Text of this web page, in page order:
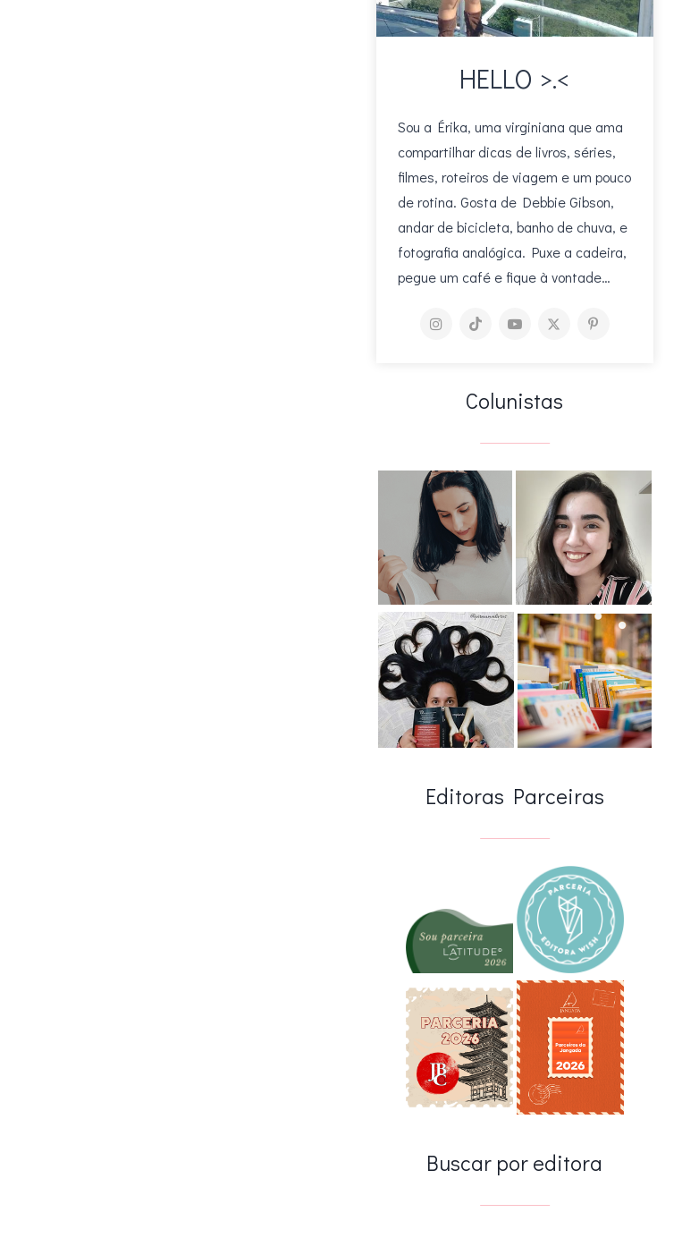
HELLO >.<
Sou a Érika, uma virginiana que ama
compartilhar dicas de livros, séries,
filmes, roteiros de viagem e um pouco
de rotina. Gosta de Debbie Gibson,
andar de bicicleta, banho de chuva, e
fotografia analógica. Puxe a cadeira,
pegue um café e fique à vontade…
Colunistas
Editoras Parceiras
Buscar por editora